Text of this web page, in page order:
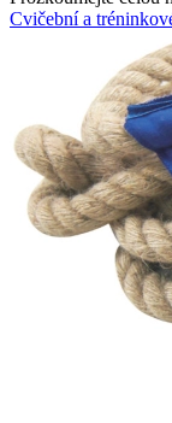
Cvičební a